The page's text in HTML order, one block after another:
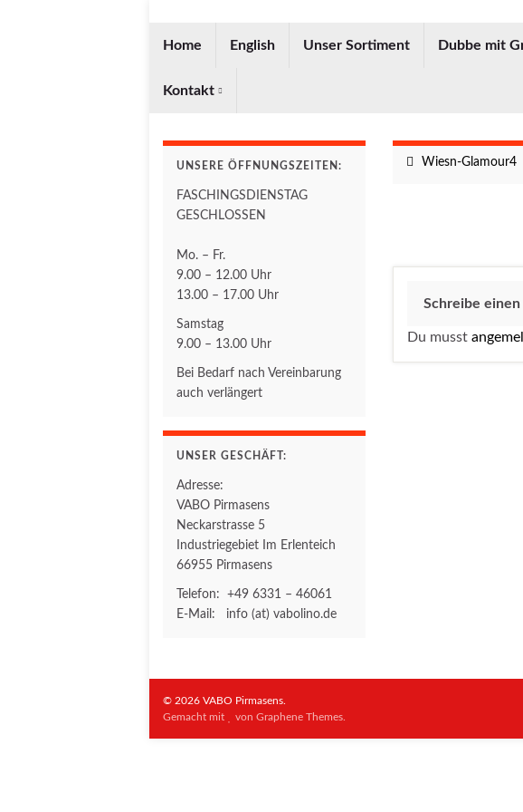
Home English Unser Sortiment Dubbe mit
Kontakt
Wiesn-Glamour4
Schreibe
Du musst
UNSERE ÖFFNUNGSZEITEN:
FASCHINGSDIENSTAG
GESCHLOSSEN
Mo. – Fr.
9.00 – 12.00 Uhr
13.00 – 17.00 Uhr
Samstag
9.00 – 13.00 Uhr
Bei Bedarf nach Vereinbarung
auch verlängert
UNSER GESCHÄFT:
Adresse:
VABO Pirmasens
Neckarstrasse 5
Industriegebiet Im Erlenteich
66955 Pirmasens
Telefon: +49 6331 – 46061
E-Mail: info (at) vabolino.de
© 2026 VABO Pirmasens.
Gemacht mit
vonGraphene Themes